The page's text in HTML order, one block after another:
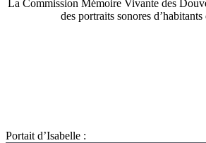
La Commission Mémoire Vivante des
des portraits sonores
Portait d’Isabelle :